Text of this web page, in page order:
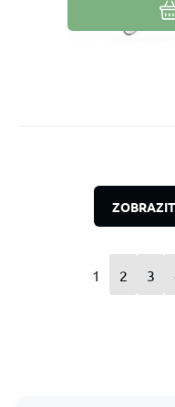
okamžik, který
1 2 3